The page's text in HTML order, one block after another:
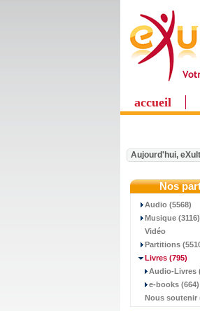
accueil
Aujourd'hui,
Nos
Audio (5568)
Musique (3116)
Vidéo
Partitions
Livres (795)
Audio-Livres
e-books (664)
Nous soutenir